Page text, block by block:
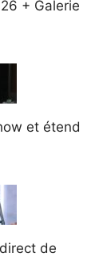
+ Galerie
et étend
de